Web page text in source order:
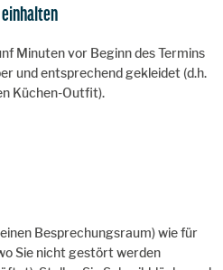
Minuten vor Beginn des Termins
und entsprechend gekleidet (d.h.
Küchen-Outfit).
Besprechungsraum) wie für
Sie nicht gestört werden